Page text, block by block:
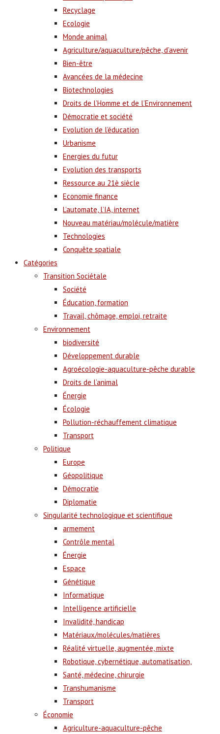
Recyclage
Ecologie
Monde animal
Agriculture/aquaculture/pêche, d’avenir
Bien-être
Avancées de la médecine
Biotechnologies
Droits de l’Homme et de l’Environnement
Démocratie et société
Evolution de l’éducation
Urbanisme
Energies du futur
Evolution des transports
Ressource au 21è siècle
Economie finance
L’automate, l’IA, internet
Nouveau matériau/molécule/matière
Technologies
Conquête spatiale
Catégories
Transition Sociétale
Société
Éducation, formation
Travail, chômage, emploi, retraite
Environnement
biodiversité
Développement durable
Agroécologie-aquaculture-pêche durable
Droits de l’animal
Énergie
Écologie
Pollution-réchauffement climatique
Transport
Politique
Europe
Géopolitique
Démocratie
Diplomatie
Singularité technologique et scientifique
armement
Contrôle mental
Énergie
Espace
Génétique
Informatique
Intelligence artificielle
Invalidité, handicap
Matériaux/molécules/matières
Réalité virtuelle, augmentée, mixte
Robotique, cybernétique, automatisation,
Santé, médecine, chirurgie
Transhumanisme
Transport
Économie
Agriculture-aquaculture-pêche